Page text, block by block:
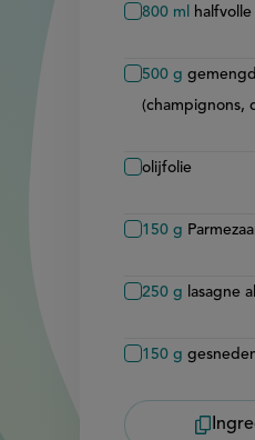
800 ml
500 g
(champignons,
olijfolie
150 g
250 g lasagne
150 g